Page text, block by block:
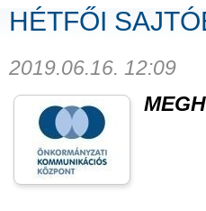
HÉTFŐI
2019.06.16. 12:09